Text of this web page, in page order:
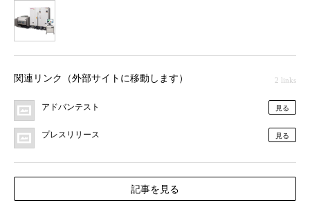
関連リンク（外部サイトに移動します） 2 links
アドバンテスト 見る
プレスリリース 見る
記事を見る